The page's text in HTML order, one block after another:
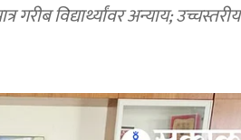
विद्यार्थ्यांवर अन्याय; उच्चस्तरीय